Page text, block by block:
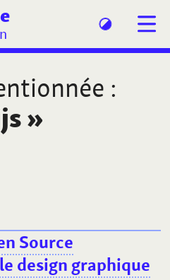
:
»
Source
design graphique